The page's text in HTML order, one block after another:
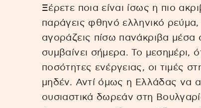
Ξέρετε ποια είναι ίσως η πιο
παράγεις φθηνό ελληνικό
αγοράζεις πίσω πανάκριβα
συμβαίνει σήμερα. Το μεσημέρι,
ποσότητες ενέργειας, οι τιμές
μηδέν. Αντί όμως η Ελλάδας να
ουσιαστικά δωρεάν στη